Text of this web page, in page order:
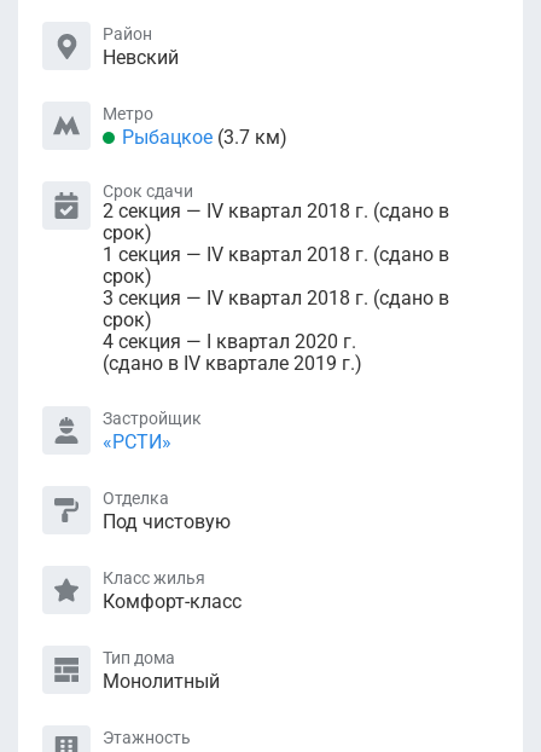
Район
Невский
Метро
Рыбацкое (3.7 км)
Срок сдачи
2 секция — IV квартал 2018 г. (сдано в
срок)
1 секция — IV квартал 2018 г. (сдано в
срок)
3 секция — IV квартал 2018 г. (сдано в
срок)
4 секция — I квартал 2020 г.
(сдано в IV квартале 2019 г.)
Застройщик
«РСТИ»
Отделка
Под чистовую
Класс жилья
Комфорт-класс
Тип дома
Монолитный
Этажность